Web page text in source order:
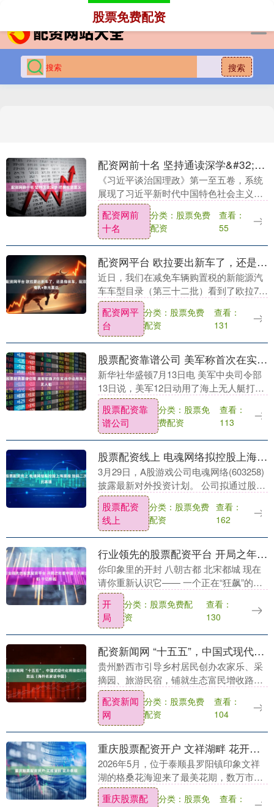
搜索
股票免费配资
配资网前十名 坚持通读深学&#32;把握精髓要义
《习近平谈治国理政》第一至五卷，系统
展现了习近平新时代中国特色社会主义思
想的形成与发展历程，是新时代中国共产
党人理论创新、实践开拓、精神塑造的权
威载体，是马克思....
配资网前
十名
分类：股票免费
配资
查看：
55
配资网平台 欧拉要出新车了，还是猎装车，配双电机+激光雷达
近日，我们在减免车辆购置税的新能源汽
车车型目录（第三十二批）看到了欧拉7的
身影。新车预计定位中型车，采用纯电动
力，CLTC续航有535km、560km和630k....
配资网平
台
分类：股票免费
配资
查看：
131
股票配资靠谱公司 美军称首次在实战中动用海上无人艇
新华社华盛顿7月13日电 美军中央司令部
13日说，美军12日动用了海上无人艇打击
伊朗。这是美军首次在实战中动用海上无
人艇。 美军中央司令部当天在社交媒体上
说，美....
股票配资靠
谱公司
分类：股票免
费配资
查看：
113
股票配资线上 电魂网络拟控股上海漫魂 加码二次元赛道
3月29日，A股游戏公司电魂网络(603258)
披露最新对外投资计划。 公司拟通过股权
转让及增资方式合计投资4920万元，取得
上海漫魂幻新策划设计有限公司（下称....
股票配资
线上
分类：股票免费
配资
查看：
162
行业领先的股票配资平台 开局之年看中国丨八朝古都 千亿新城
你印象里的开封 八朝古都 北宋都城 现在
请你重新认识它—— 一个正在“狂飙”的千
亿级汽车城 龙头带动 奇瑞5G+智能工厂
每2分钟下线一台整车 在这里 集聚汽车....
开
局
分类：股票免费配
资
查看：
130
配资新闻网 “十五五”，中国式现代化将继续行稳致远（海外名家话中国）
贵州黔西市引导乡村居民创办农家乐、采
摘园、旅游民宿，铺就生态富民增收路。
图为黔西市雨朵镇一派和美乡村景象。 周
训超摄(影像中国) 农业现代化为中国14亿
多人口的....
配资新闻
网
分类：股票免费
配资
查看：
104
重庆股票配资开户 文祥湖畔 花开泰顺
2026年5月，位于泰顺县罗阳镇印象文祥
湖的格桑花海迎来了最美花期，数万市民
前来赏花、打卡。该花海所在的人才林公
园是全天候免费开放的市民空间，是文祥
重庆股票配
分类：股票免
查看：